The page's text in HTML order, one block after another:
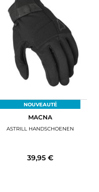
NOUVEAUTÉ
MACNA
ASTRILL HANDSCHOENEN
39,95 €